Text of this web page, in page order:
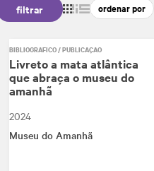
filtrar
BIBLIOGRÁFICO / PUBLICAÇÃO
Livreto a mata atlântica
que abraça o museu do
amanhã
2024
Museu do Amanhã